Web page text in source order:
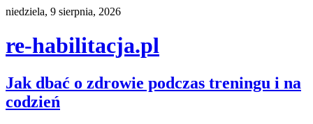
Skip
content
niedziela, 9 sierpnia, 2026
re-habilitacja.pl
Jak dbać o zdrowie podczas treningu i na
codzień